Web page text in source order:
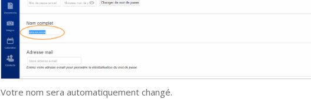
Votre nom sera automatiquement changé.